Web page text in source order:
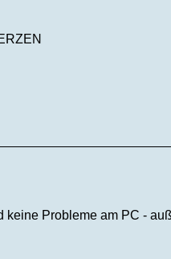
Probleme am PC -